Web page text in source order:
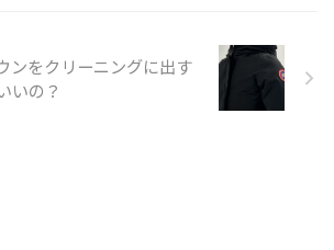
ンをクリーニングに出す
いの？